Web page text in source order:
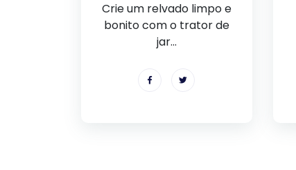
Crie um relvado limpo e
bonito com o trator de
jar...